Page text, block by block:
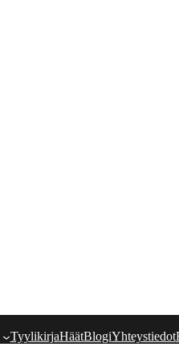
TyylikirjaHäätBlogiYhteystiedot